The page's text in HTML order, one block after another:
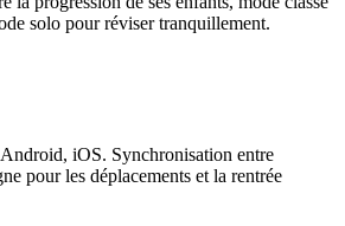
solo pour réviser tranquillement.
iOS. Synchronisation entre
pour les déplacements et la rentrée